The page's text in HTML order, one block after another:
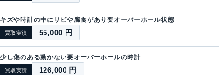
キズや時計の中にサビや腐食があり要オーバーホール状態
買取実績 55,000 円
少し傷のある動かない要オーバーホールの時計
買取実績 126,000 円